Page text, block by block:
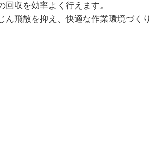
収を効率よく行えます。
飛散を抑え、快適な作業環境づくり